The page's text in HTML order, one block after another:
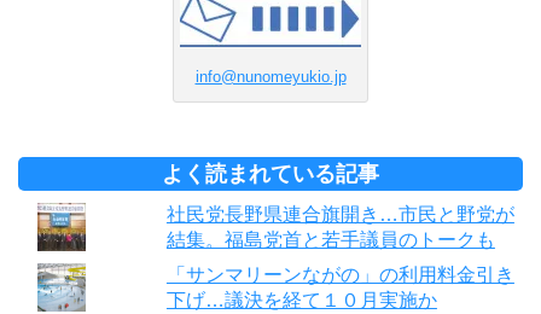
info@nunomeyukio.jp
よく読まれている記事
社民党長野県連合旗開き…市民と野党が
結集。福島党首と若手議員のトークも
「サンマリーンながの」の利用料金引き
下げ…議決を経て１０月実施か